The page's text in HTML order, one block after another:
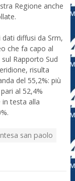
Regione anche
diffusi da Srm,
che fa capo al
Rapporto Sud
risulta
del 55,2%: più
al 52,4%
in testa alla
san paolo